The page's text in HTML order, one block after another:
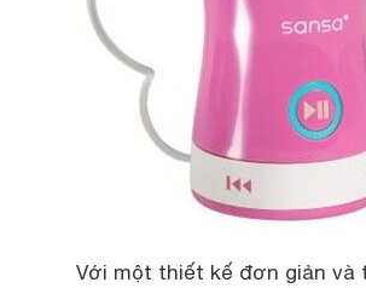
Với một thiết kế đơn giản và